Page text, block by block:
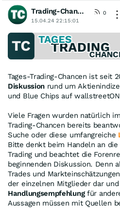
Trading-Chancen [wO]
0
15.04.24 22:15:01
Tages-Trading-Chancen ist seit
Diskussion rund um
und Blue Chips auf
Viele Fragen wurden natürlich
Trading-Chancen bereits
Suche oder diese umfangreiche
Bitte denkt beim Handeln an die
Trading und beachtet die
beginnenden Diskussion. Denn
Trades und
der einzelnen Mitglieder dar
Handlungsempfehlungfür
Aussagen müssen mit Quellen